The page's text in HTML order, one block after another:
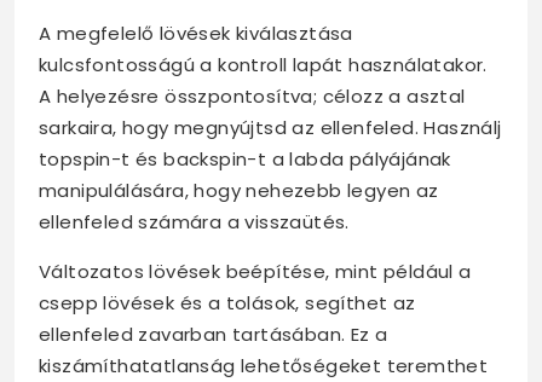
A megfelelő lövések kiválasztása
kulcsfontosságú a kontroll lapát használatakor.
A helyezésre összpontosítva; célozz a asztal
sarkaira, hogy megnyújtsd az ellenfeled. Használj
topspin-t és backspin-t a labda pályájának
manipulálására, hogy nehezebb legyen az
ellenfeled számára a visszaütés.
Változatos lövések beépítése, mint például a
csepp lövések és a tolások, segíthet az
ellenfeled zavarban tartásában. Ez a
kiszámíthatatlanság lehetőségeket teremthet